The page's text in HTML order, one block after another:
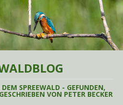
SPREEWALD - GEFUNDEN,
VON PETER BECKER